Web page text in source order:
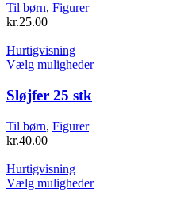
på
varesiden
Til børn, Figurer
kr.25.00
Hurtigvisning
Vælg mulighederDette
varesiden
Sløjfer 25 stk
Til børn, Figurer
kr.40.00
Hurtigvisning
Vælg mulighederDette